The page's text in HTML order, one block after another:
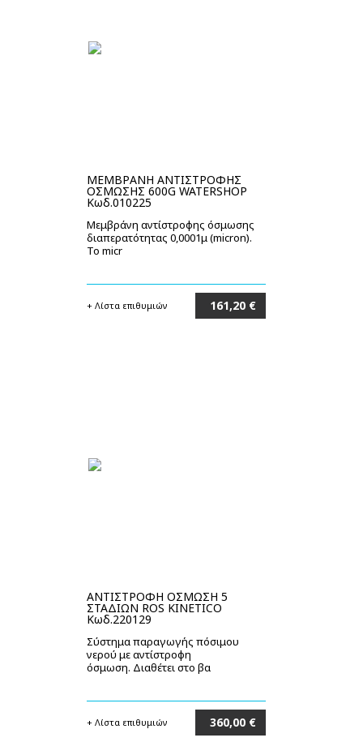
ΜΕΜΒΡΑΝΗ ΑΝΤΙΣΤΡΟΦΗΣ
ΟΣΜΩΣΗΣ 600G WATERSHOP
Κωδ.010225
Μεμβράνη αντίστροφης όσμωσης
διαπερατότητας 0,0001μ (micron).
Το micr
+ Λίστα επιθυμιών 161,20 €
ΑΝΤΙΣΤΡΟΦΗ ΟΣΜΩΣΗ 5
ΣΤΑΔΙΩΝ ROS KINETICO
Κωδ.220129
Σύστημα παραγωγής πόσιμου
νερού με αντίστροφη
όσμωση. Διαθέτει στο βα
+ Λίστα επιθυμιών 360,00 €